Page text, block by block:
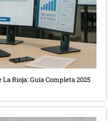
Rioja: Guía Completa 2025